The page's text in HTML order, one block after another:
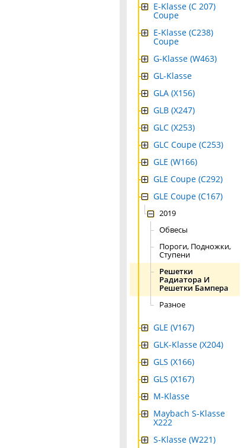
E-Klasse (C 207)
Coupe
E-Klasse (C238)
Coupe
G-Klasse (W463)
GL-Klasse
GLA (X156)
GLB (X247)
GLC (X253)
GLC Coupe (C253)
GLE (W166)
GLE Coupe (C292)
GLE Coupe (C167)
2019
Обвесы
Пороги, Подножки,
Ступени
Решетки
Радиатора И
Решетки Бампера
Разное
GLE (V167)
GLK-Klasse (X204)
GLS (X166)
GLS (X167)
M-Klasse
Maybach S-Klasse
X222
S-Klasse (W221)